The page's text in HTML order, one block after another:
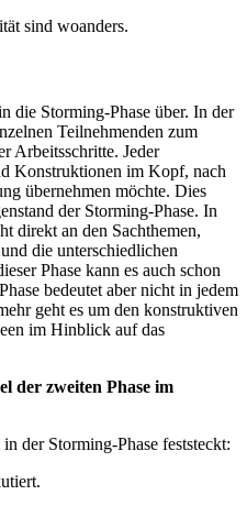
sind woanders.
die Storming-Phase über. In der
Teilnehmenden zum
Arbeitsschritte. Jeder
Konstruktionen im Kopf, nach
übernehmen möchte. Dies
der Storming-Phase. In
direkt an den Sachthemen,
die unterschiedlichen
Phase kann es auch schon
bedeutet aber nicht in jedem
geht es um den konstruktiven
im Hinblick auf das
der zweiten Phase im
der Storming-Phase feststeckt: